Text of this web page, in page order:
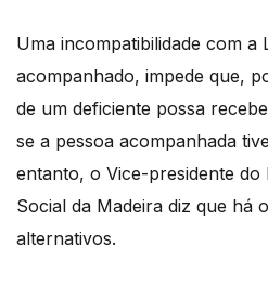
Uma incompatibilidade com a
acompanhado, impede que,
de um deficiente possa
se a pessoa acompanhada
entanto, o Vice-presidente
Social da Madeira diz que há
alternativos.